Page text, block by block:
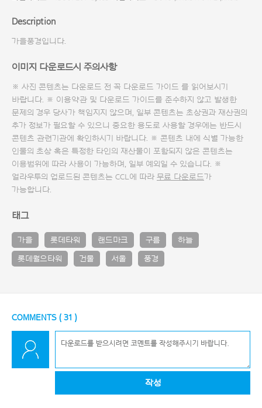
Description
가을풍경입니다.
이미지 다운로드시 주의사항
※ 사진 콘텐츠는 다운로드 전 꼭 다운로드 가이드 를 읽어보시기
바랍니다. ※ 이용약관 및 다운로드 가이드를 준수하지 않고 발생한
문제의 경우 당사가 책임지지 않으며, 일부 콘텐츠는 초상권과 재산권의
추가 정보가 필요할 수 있으니 중요한 용도로 사용할 경우에는 반드시
콘텐츠 관련기관에 확인하시기 바랍니다. ※ 콘텐츠 내에 식별 가능한
인물의 초상 혹은 특정한 타인의 재산물이 포함되지 않은 콘텐츠는
이용범위에 따라 사용이 가능하며, 일부 예외일 수 있습니다. ※
얼라우투의 업로드된 콘텐츠는 CCL에 따라 무료 다운로드 가
가능합니다.
태그
가을 롯데타워 랜드마크 구름 하늘
롯데월으타워 건물 서울 풍경
COMMENTS ( 31 )
작성